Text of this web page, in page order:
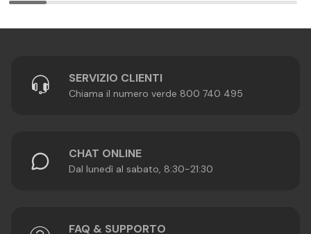
SERVIZIO CLIENTI
Chiama il numero verde 800 740 495
CHAT ONLINE
Dal lunedì al sabato, 8:30-21:30
FAQ & SUPPORTO